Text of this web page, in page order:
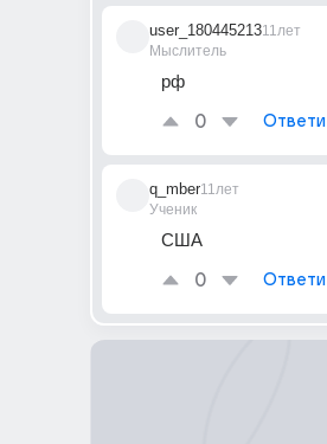
user_180445213
Мыслитель
11лет
рф
0
q_mber
Ученик
11лет
США
0